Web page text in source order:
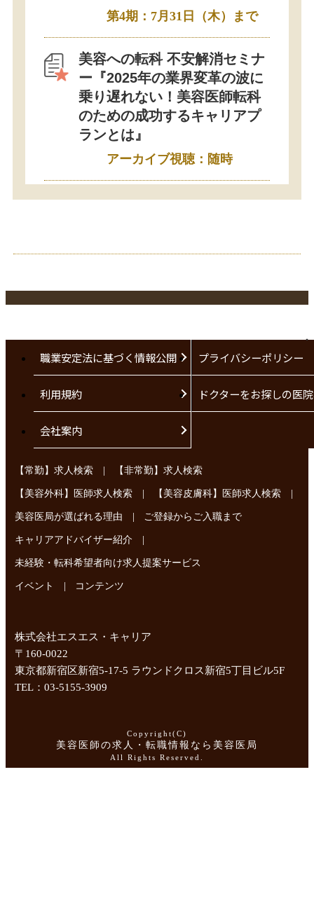
第4期：7月31日（木）まで
美容への転科 不安解消セミナ
ー『2025年の業界変革の波に
乗り遅れない！美容医師転科
のための成功するキャリアプ
ランとは』
アーカイブ視聴：随時
職業安定法に基づく情報公開 プライバシーポリシー
利用規約 ドクターをお探しの医
会社案内
【常勤】求人検索 | 【非常勤】求人検索
【美容外科】医師求人検索 | 【美容皮膚科】医師求人検索 |
美容医局が選ばれる理由 | ご登録からご入職まで
キャリアアドバイザー紹介 |
未経験・転科希望者向け求人提案サービス
イベント | コンテンツ
株式会社エスエス・キャリア
〒160-0022
東京都新宿区新宿5-17-5 ラウンドクロス新宿5丁目ビル5F
TEL：03-5155-3909
Copyright(C)
美容医師の求人・転職情報なら美容医局
All Rights Reserved.